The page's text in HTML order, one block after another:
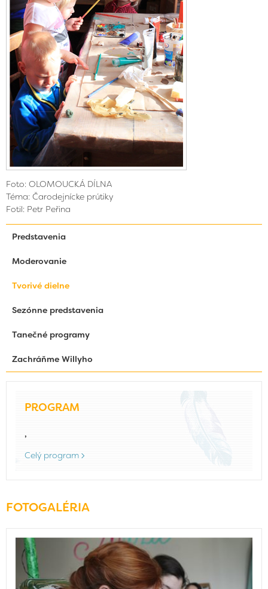
Foto: OLOMOUCKÁ DÍLNA
Téma: Čarodejnícke prútiky
Fotil: Petr Peřina
Predstavenia
Moderovanie
Tvorivé dielne
Sezónne predstavenia
Tanečné programy
Zachráňme Willyho
PROGRAM
,
Celý program
FOTOGALÉRIA